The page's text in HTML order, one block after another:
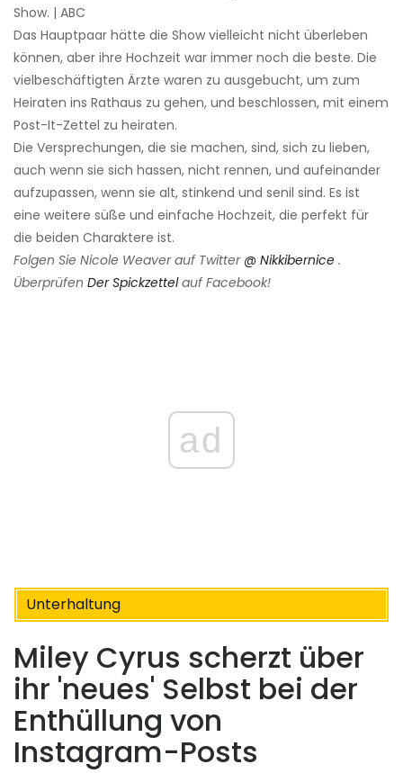
Show. | ABC
Das Hauptpaar hätte die Show vielleicht nicht überleben
können, aber ihre Hochzeit war immer noch die beste. Die
vielbeschäftigten Ärzte waren zu ausgebucht, um zum
Heiraten ins Rathaus zu gehen, und beschlossen, mit einem
Post-It-Zettel zu heiraten.
Die Versprechungen, die sie machen, sind, sich zu lieben,
auch wenn sie sich hassen, nicht rennen, und aufeinander
aufzupassen, wenn sie alt, stinkend und senil sind. Es ist
eine weitere süße und einfache Hochzeit, die perfekt für
die beiden Charaktere ist.
Folgen Sie Nicole Weaver auf Twitter @ Nikkibernice .
Überprüfen Der Spickzettel auf Facebook!
ad
Unterhaltung
Miley Cyrus scherzt über
ihr 'neues' Selbst bei der
Enthüllung von
Instagram-Posts